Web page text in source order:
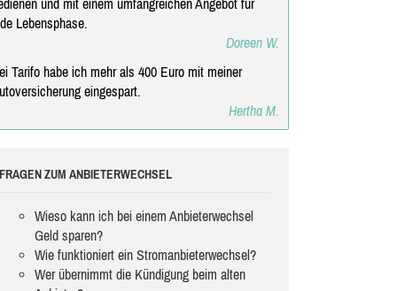
und mit einem umfangreichen Angebot für
Lebensphase.
Doreen W.
Tarifo habe ich mehr als 400 Euro mit meiner
eingespart.
Hertha M.
FRAGEN ZUM ANBIETERWECHSEL
Wieso kann ich bei einem Anbieterwechsel
Geld sparen?
Wie funktioniert ein Stromanbieterwechsel?
Wer übernimmt die Kündigung beim alten